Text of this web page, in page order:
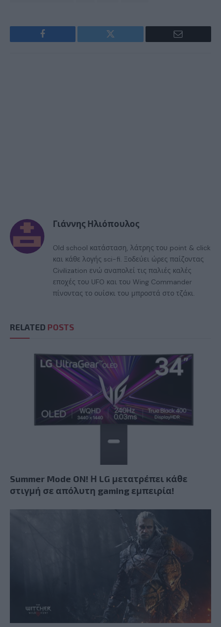
Facebook Twitter Email
Γιάννης Ηλιόπουλος
Old school κατάσταση, λάτρης του point & click
και κάθε λογής sci-fi. Ξοδεύει ώρες παίζοντας
Civilization ενώ αναπολεί τις παλιές καλές
εποχές του UFO και του Wing Commander
πίνοντας το ουίσκι του μπροστά στο τζάκι.
RELATED POSTS
Summer Mode ON! Η LG μετατρέπει κάθε
στιγμή σε απόλυτη gaming εμπειρία!